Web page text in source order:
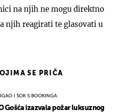
na njih ne mogu direktno
njih reagirati te glasovati u
SE PRIČA
I ŠOK S BOOKINGA
Gošća izazvala požar luksuznog